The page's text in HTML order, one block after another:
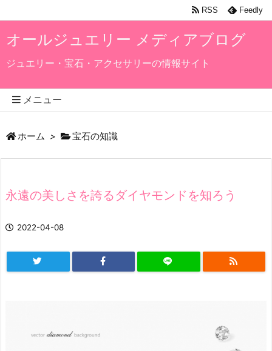
オールジュエリー メディアブログ
ジュエリー・宝石・アクセサリーの情報サイト
メニュー
RSS Feedly
ホーム > 宝石の知識
永遠の美しさを誇るダイヤモンドを知ろう
2022-04-08